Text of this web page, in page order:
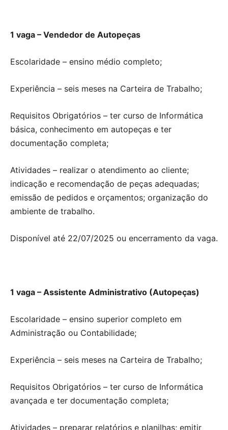
1 vaga – Vendedor de Autopeças
Escolaridade – ensino médio completo;
Experiência – seis meses na Carteira de Trabalho;
Requisitos Obrigatórios – ter curso de Informática
básica, conhecimento em autopeças e ter
documentação completa;
Atividades – realizar o atendimento ao cliente;
indicação e recomendação de peças adequadas;
emissão de pedidos e orçamentos; organização do
ambiente de trabalho.
Disponível até 22/07/2025 ou encerramento da vaga.
1 vaga – Assistente Administrativo (Autopeças)
Escolaridade – ensino superior completo em
Administração ou Contabilidade;
Experiência – seis meses na Carteira de Trabalho;
Requisitos Obrigatórios – ter curso de Informática
avançada e ter documentação completa;
Atividades – preparar relatórios e planilhas; emitir